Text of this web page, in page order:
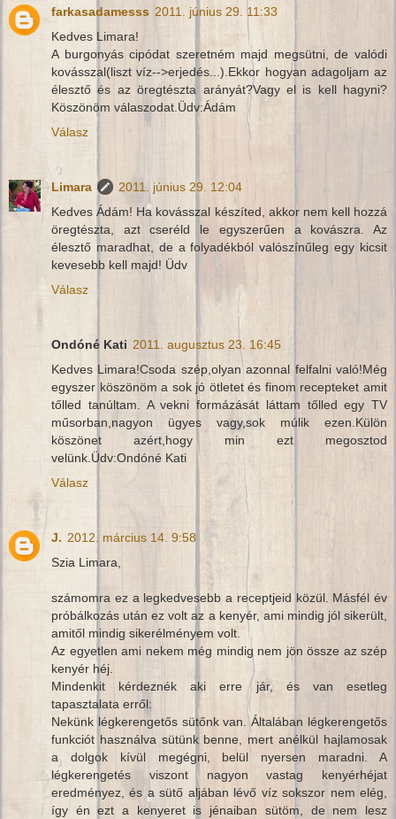
farkasadamesss 2011. június 29. 11:33
Kedves Limara!
A burgonyás cipódat szeretném majd megsütni, de valódi
kovásszal(liszt víz-->erjedés...).Ekkor hogyan adagoljam az
élesztő és az öregtészta arányát?Vagy el is kell hagyni?
Köszönöm válaszodat.Üdv:Ádám
Válasz
Limara
2011. június 29. 12:04
Kedves Ádám! Ha kovásszal készíted, akkor nem kell hozzá
öregtészta, azt cseréld le egyszerűen a kovászra. Az
élesztő maradhat, de a folyadékból valószínűleg egy kicsit
kevesebb kell majd! Üdv
Válasz
Ondóné Kati 2011. augusztus 23. 16:45
Kedves Limara!Csoda szép,olyan azonnal felfalni való!Még
egyszer köszönöm a sok jó ötletet és finom recepteket amit
tőlled tanúltam. A vekni formázását láttam tőlled egy TV
műsorban,nagyon ügyes vagy,sok múlik ezen.Külön
köszönet azért,hogy min ezt megosztod
velünk.Üdv:Ondóné Kati
Válasz
J. 2012. március 14. 9:58
Szia Limara,
számomra ez a legkedvesebb a receptjeid közül. Másfél év
próbálkozás után ez volt az a kenyér, ami mindig jól sikerült,
amitől mindig sikerélményem volt.
Az egyetlen ami nekem még mindig nem jön össze az szép
kenyér héj.
Mindenkit kérdeznék aki erre jár, és van esetleg
tapasztalata erről:
Nekünk légkerengetős sütőnk van. Általában légkerengetős
funkciót használva sütünk benne, mert anélkül hajlamosak
a dolgok kívül megégni, belül nyersen maradni. A
légkerengetés viszont nagyon vastag kenyérhéjat
eredményez, és a sütő aljában lévő víz sokszor nem elég,
így én ezt a kenyeret is jénaiban sütöm, de nem lesz